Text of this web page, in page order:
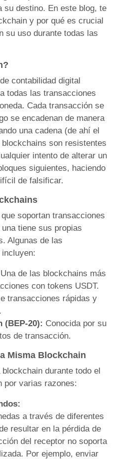
su destino. En este blog, te
y por qué es crucial
su uso durante todas las
contabilidad digital
todas las transacciones
Cada transacción se
se encadenan de manera
una cadena (de ahí el
son resistentes
intento de alterar un
siguientes, haciendo
de falsificar.
soportan transacciones
tiene sus propias
Algunas de las
Una de las blockchains más
con tokens USDT.
transacciones rápidas y
(BEP-20): Conocida por su
de transacción.
Misma Blockchain
durante todo el
por varias razones:
a través de diferentes
resultar en la pérdida de
del receptor no soporta
Por ejemplo, enviar